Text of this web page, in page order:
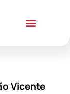
Vicente